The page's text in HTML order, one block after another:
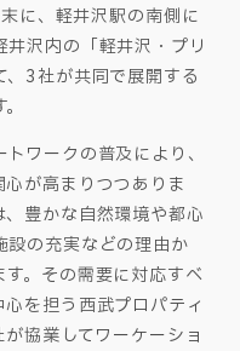
に、軽井沢駅の南側に
沢内の「軽井沢・プリ
3社が共同で展開する
ワークの普及により、
が高まりつつありま
豊かな自然環境や都心
設の充実などの理由か
。その需要に対応すべ
を担う西武プロパティ
協業してワーケーショ